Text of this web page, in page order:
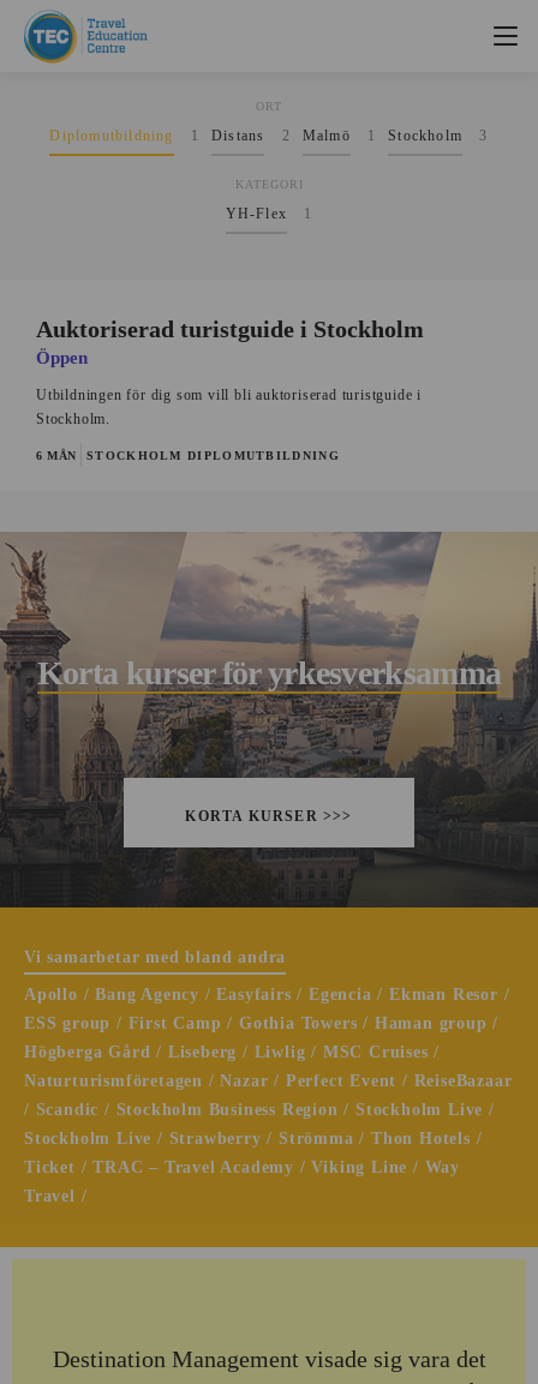
Hitta ditt YH-program
ORT
Diplomutbildning 1 Distans 2 Malmö 1 Stockholm 3
KATEGORI
YH-Flex 1
Auktoriserad turistguide i Stockholm
Öppen
Utbildningen för dig som vill bli auktoriserad turistguide i
Stockholm.
6 MÅN STOCKHOLM DIPLOMUTBILDNING
Korta kurser för yrkesverksamma
KORTA KURSER >>>
Vi samarbetar med bland andra
Apollo / Bang Agency / Easyfairs / Egencia / Ekman Resor /
ESS group / First Camp / Gothia Towers / Haman group /
Högberga Gård / Liseberg / Liwlig / MSC Cruises /
Naturturismföretagen / Nazar / Perfect Event / ReiseBazaar
/ Scandic / Stockholm Business Region / Stockholm Live /
Stockholm Live / Strawberry / Strömma / Thon Hotels /
Ticket / TRAC – Travel Academy / Viking Line / Way
Travel /
Destination Management visade sig vara det